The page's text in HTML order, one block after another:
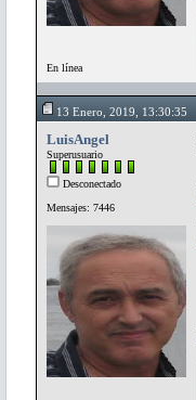
En línea
13 Enero, 2019, 13:30:35
LuisAngel
Superusuario
Desconectado
Mensajes: 7446